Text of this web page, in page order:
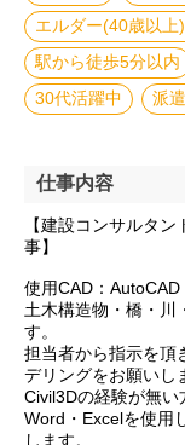
エルダー(40歳以上
駅から徒歩5分以内
30代活躍中
派
仕事内容
【建設コンサルタ
事】
使用CAD：AutoCAD
土木構造物・橋・川
す。
担当者から指示を頂
デリングをお願いし
Civil3Dの経験が無い
Word・Excelを使用
します。